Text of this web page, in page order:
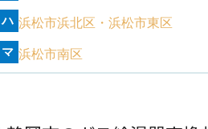
ハ 浜松市浜北区 浜松市東区
マ 浜松市南区